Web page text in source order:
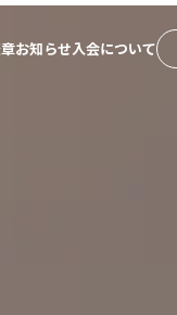
お知らせ入会について